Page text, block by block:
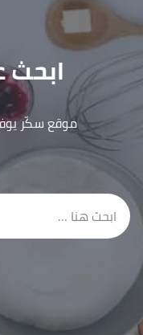
موقع سكّر